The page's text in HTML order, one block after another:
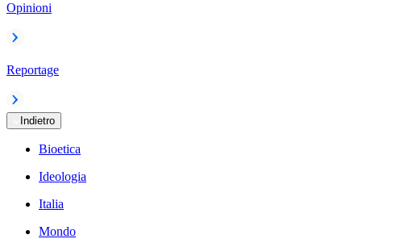
Opinioni
Reportage
Indietro
Bioetica
Ideologia
Italia
Mondo